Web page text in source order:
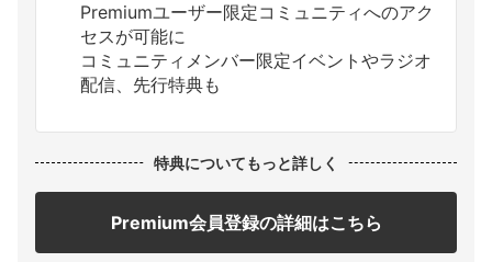
Premiumユーザー限定コミュニティへのアク
セスが可能に
コミュニティメンバー限定イベントやラジオ
配信、先行特典も
特典についてもっと詳しく
Premium会員登録の詳細はこちら